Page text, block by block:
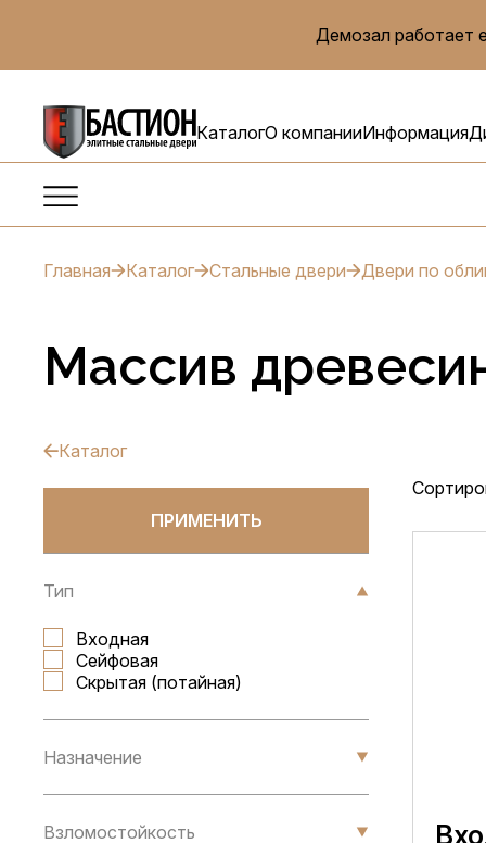
Демозал работает
КаталогО компанииИнформация
Главная Каталог Стальные двери Двери по
Массив
Каталог
ПРИМЕНИТЬ
Тип
Входная
Сейфовая
Скрытая (потайная)
Назначение
Взломостойкость